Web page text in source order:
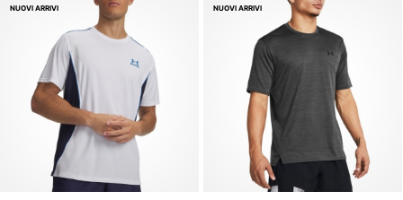
NUOVI ARRIVI NUOVI ARRIVI